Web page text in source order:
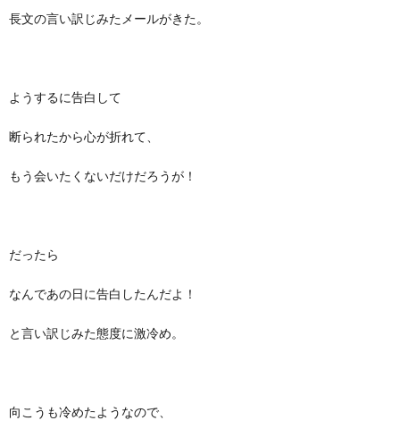
長文の言い訳じみたメールがきた。
ようするに告白して
断られたから心が折れて、
もう会いたくないだけだろうが！
だったら
なんであの日に告白したんだよ！
と言い訳じみた態度に激冷め。
向こうも冷めたようなので、